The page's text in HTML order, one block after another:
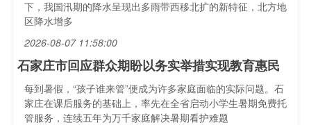
下，我国汛期的降水呈现出多雨带西移北扩的新特征，北方地
区降水增多
2026-08-07 11:58:00
石家庄市回应群众期盼以务实举措实现教育惠民
每到暑假，“孩子谁来管”便成为许多家庭面临的实际问题。石
家庄在课后服务的基础上，率先在全省启动小学生暑期免费托
管服务，连续五年为万千家庭解决暑期看护难题